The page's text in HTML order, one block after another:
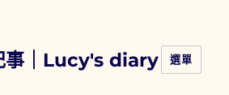
事｜Lucy's diary 選單